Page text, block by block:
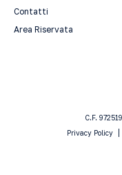
Contatti
Area Riservata
C.F.
Privacy Policy